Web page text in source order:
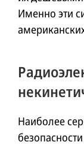
Именно эти
Наиболее